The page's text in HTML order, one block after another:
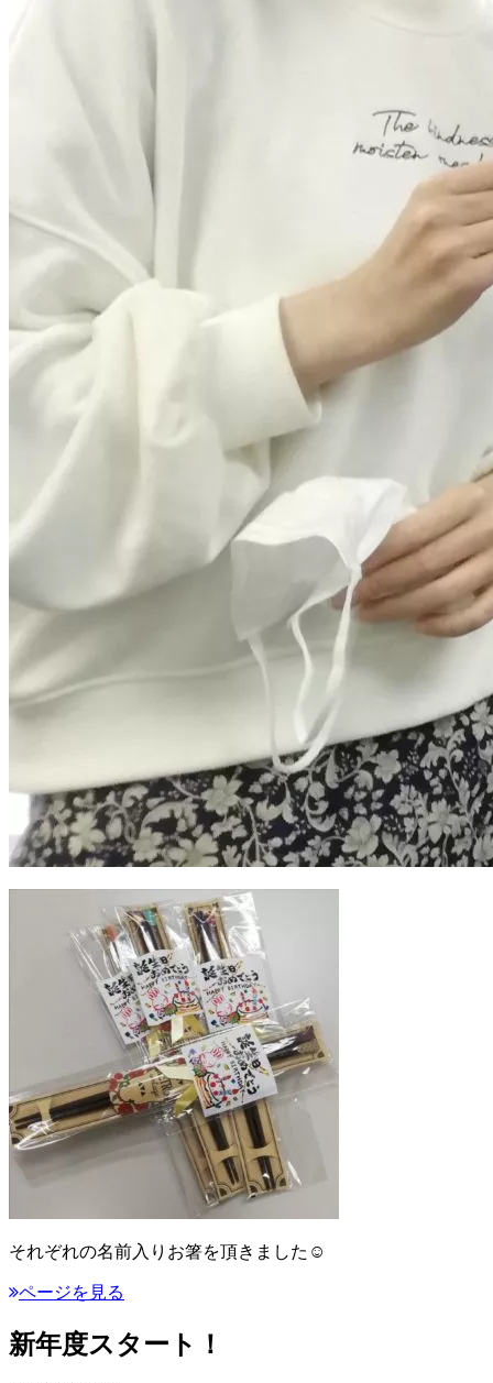
それぞれの名前入りお箸を頂きました☺️
ページを見る
新年度スタート！